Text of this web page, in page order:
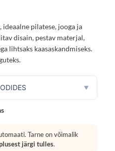
pilatese, jooga ja
disain, pestav materjal,
lihtsaks kaasaskandmiseks.
▼
Tarne on võimalik
järgi tulles.